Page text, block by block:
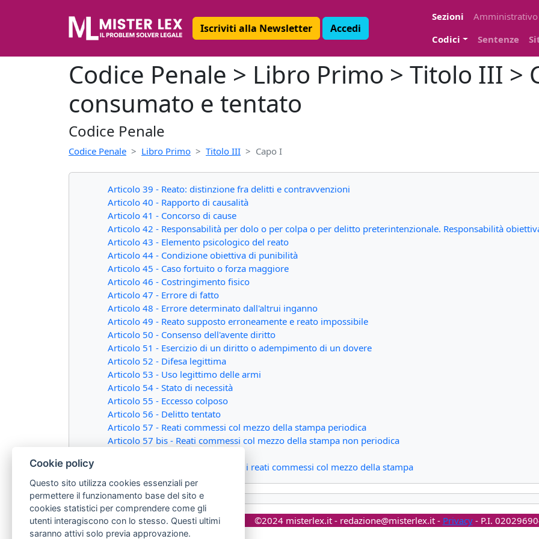
Iscriviti alla Newsletter Accedi
Sezioni
Amministrativo
Codici
Sentenze
Codice Penale > Libro Primo > Titolo III >
consumato e tentato
Codice Penale
Codice Penale Libro Primo Titolo III Capo I
Articolo 39 - Reato: distinzione fra delitti e contravvenzioni
Articolo 40 - Rapporto di causalità
Articolo 41 - Concorso di cause
Articolo 42 - Responsabilità per dolo o per colpa o per delitto preterintenzionale. Responsabilità
Articolo 43 - Elemento psicologico del reato
Articolo 44 - Condizione obiettiva di punibilità
Articolo 45 - Caso fortuito o forza maggiore
Articolo 46 - Costringimento fisico
Articolo 47 - Errore di fatto
Articolo 48 - Errore determinato dall'altrui inganno
Articolo 49 - Reato supposto erroneamente e reato impossibile
Articolo 50 - Consenso dell'avente diritto
Articolo 51 - Esercizio di un diritto o adempimento di un dovere
Articolo 52 - Difesa legittima
Articolo 53 - Uso legittimo delle armi
Articolo 54 - Stato di necessità
Articolo 55 - Eccesso colposo
Articolo 56 - Delitto tentato
Articolo 57 - Reati commessi col mezzo della stampa periodica
Articolo 57 bis - Reati commessi col mezzo della stampa non periodica
Articolo 58 bis - Procedibilità per i reati commessi col mezzo della stampa
©2024 misterlex.it - redazione@misterlex.it- Privacy- P.I.
Cookie policy
Questo sito utilizza cookies essenziali per
permettere il funzionamento base del sito e
cookies statistici per comprendere come gli
utenti interagiscono con lo stesso. Questi ultimi
saranno attivi solo previa approvazione.